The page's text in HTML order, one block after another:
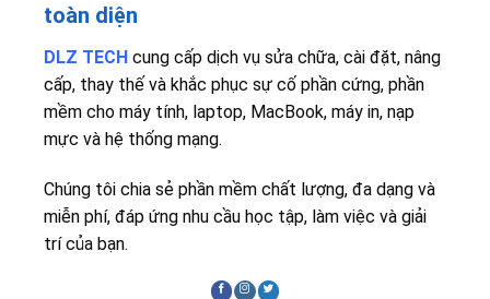
toàn diện
DLZ TECH cung cấp dịch vụ sửa chữa, cài đặt, nâng
cấp, thay thế và khắc phục sự cố phần cứng, phần
mềm cho máy tính, laptop, MacBook, máy in, nạp
mực và hệ thống mạng.
Chúng tôi chia sẻ phần mềm chất lượng, đa dạng và
miễn phí, đáp ứng nhu cầu học tập, làm việc và giải
trí của bạn.